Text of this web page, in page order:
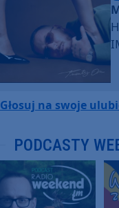
Głosuj na swoje
PODCASTY